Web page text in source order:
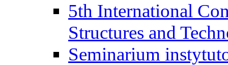
5th International
Structures and
Seminarium